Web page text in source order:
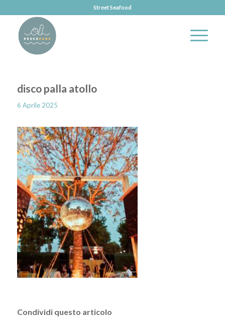
Street Seafood
disco palla atollo
6 Aprile 2025
Condividi questo articolo